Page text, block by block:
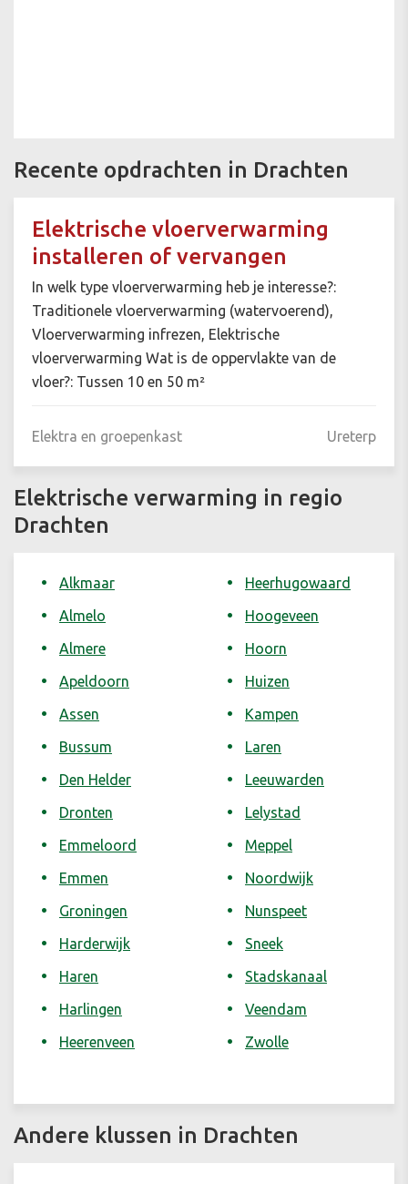
Recente opdrachten in Drachten
Elektrische vloerverwarming
installeren of vervangen
In welk type vloerverwarming heb je interesse?:
Traditionele vloerverwarming (watervoerend),
Vloerverwarming infrezen, Elektrische
vloerverwarming Wat is de oppervlakte van de
vloer?: Tussen 10 en 50 m²
Elektra en groepenkast Ureterp
Elektrische verwarming in regio
Drachten
Alkmaar
Almelo
Almere
Apeldoorn
Assen
Bussum
Den Helder
Dronten
Emmeloord
Emmen
Groningen
Harderwijk
Haren
Harlingen
Heerenveen
Heerhugowaard
Hoogeveen
Hoorn
Huizen
Kampen
Laren
Leeuwarden
Lelystad
Meppel
Noordwijk
Nunspeet
Sneek
Stadskanaal
Veendam
Zwolle
Andere klussen in Drachten